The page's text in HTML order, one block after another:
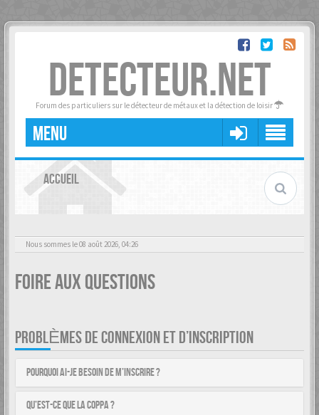
DETECTEUR.NET
Forum des particuliers sur le détecteur de métaux et la détection de loisir
MENU
ACCUEIL
Nous sommes le 08 août 2026, 04:26
Foire aux questions
PROBLÈMES DE CONNEXION ET D’INSCRIPTION
Pourquoi ai-je besoin de m’inscrire ?
Qu’est-ce que la COPPA ?